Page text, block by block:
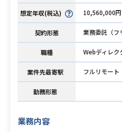
想定年収(税込) 10,560,000円
契約形態 業務委託（フ
職種 Webディレク
案件先最寄駅 フルリモート
勤務形態
業務内容